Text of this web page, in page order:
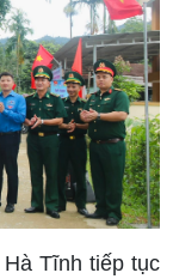
Tĩnh tiếp tục